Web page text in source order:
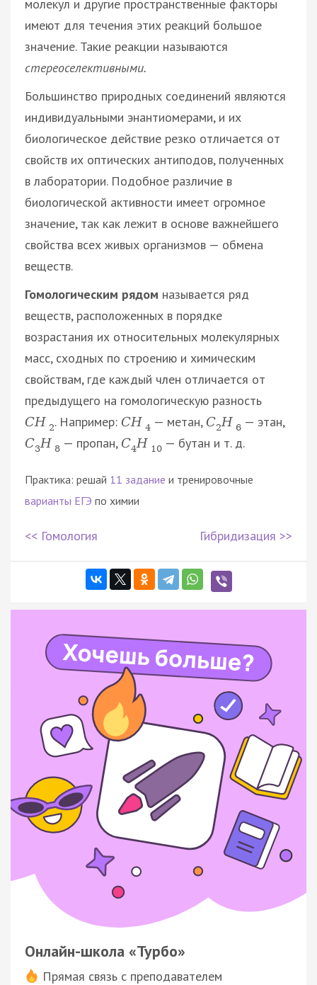
молекул и другие пространственные факторы
имеют для течения этих реакций большое
значение. Такие реакции называются
стереоселективными.
Большинство природных соединений являются
индивидуальными энантиомерами, и их
биологическое действие резко отличается от
свойств их оптических антиподов, полученных
в лаборатории. Подобное различие в
биологической активности имеет огромное
значение, так как лежит в основе важнейшего
свойства всех живых организмов — обмена
веществ.
Гомологическим рядом называется ряд
веществ, расположенных в порядке
возрастания их относительных молекулярных
масс, сходных по строению и химическим
свойствам, где каждый член отличается от
предыдущего на гомологическую разность
CH 2. Например: CH 4 — метан, C2H 6 — этан,
C3H 8 — пропан, C4H 10 — бутан и т. д.
Практика: решай 11 задание и тренировочные
варианты ЕГЭ по химии
<< Гомология Гибридизация >>
Онлайн-школа «Турбо»
Прямая связь с преподавателем